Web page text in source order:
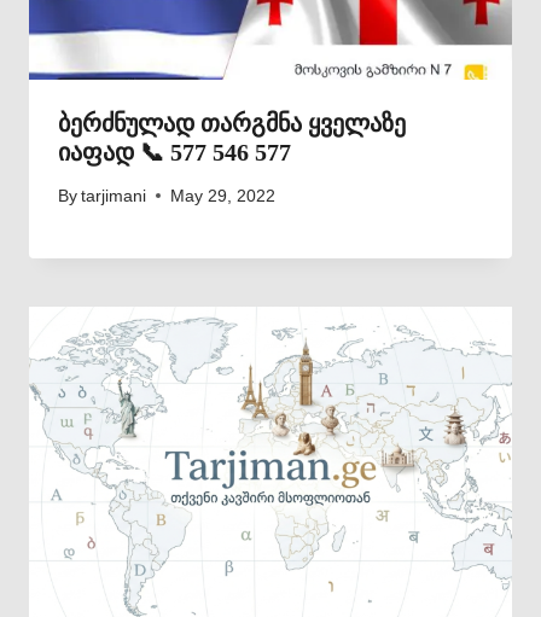
ბერძნულად თარგმნა ყველაზე
იაფად 📞 577 546 577
By tarjimani May 29, 2022